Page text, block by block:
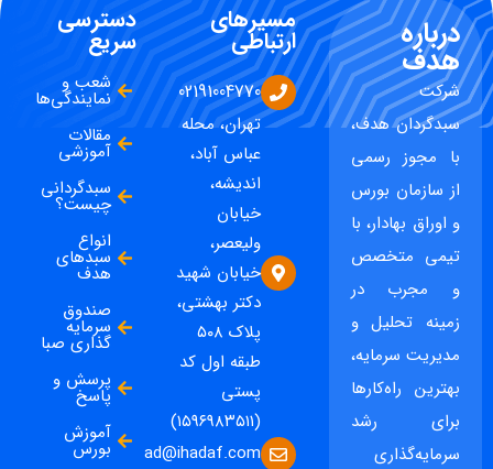
درباره
هدف
شرکت
سبدگردان هدف،
با مجوز رسمی
از سازمان بورس
و اوراق بهادار، با
تیمی متخصص
و مجرب در
زمینه تحلیل و
مدیریت سرمایه،
بهترین راه‌کارها
برای رشد
سرمایه‌گذاری
مسیرهای
ارتباطی
02191004770
تهران، محله
عباس آباد،
اندیشه،
خیابان
ولیعصر،
خیابان شهید
دکتر بهشتی،
پلاک ۵۰۸
طبقه اول کد
پستی
(۱۵۹۶۹۸۳۵۱۱)
ad@ihadaf.com
دسترسی
سریع
شعب و
نمایندگی‌ها
مقالات
آموزشی
سبدگردانی
چیست؟
انواع
سبدهای
هدف
صندوق
سرمایه
گذاری صبا
پرسش و
پاسخ
آموزش
بورس